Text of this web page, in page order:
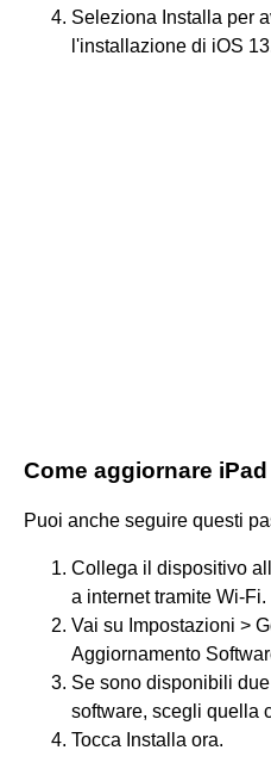
Seleziona Installa per
l'installazione di iOS
Come aggiornare iPad
Puoi anche seguire questi
Collega il dispositivo
a internet tramite Wi-Fi.
Vai su Impostazioni >
Aggiornamento
Se sono disponibili
software, scegli quella
Tocca Installa ora.